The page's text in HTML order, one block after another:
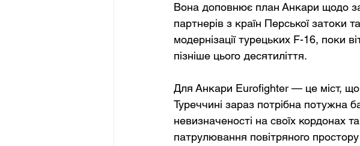
Вона доповнює план Анкари щодо
партнерів з країн Перської
модернізації турецьких F-16, поки
пізніше цього десятиліття.
Для Анкари Eurofighter — це міст,
Туреччині зараз потрібна потужна
невизначеності на своїх кордонах
патрулювання повітряного